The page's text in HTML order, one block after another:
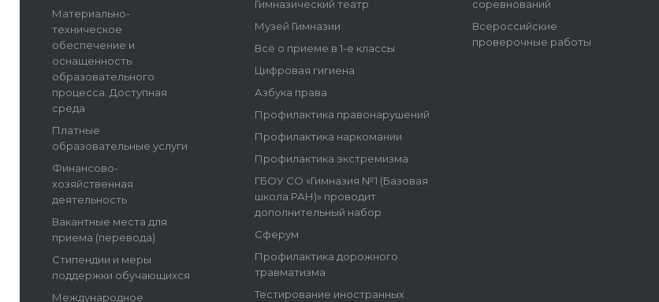
Материально-
техническое
обеспечение и
оснащенность
образовательного
процесса. Доступная
среда
Платные
образовательные услуги
Финансово-
хозяйственная
деятельность
Вакантные места для
приема (перевода)
Стипендии и меры
поддержки обучающихся
Международное
Гимназический театр
Музей Гимназии
Всё о приеме в 1-е классы
Цифровая гигиена
Азбука права
Профилактика правонарушений
Профилактика наркомании
Профилактика экстремизма
ГБОУ СО «Гимназия №1 (Базовая
школа РАН)» проводит
дополнительный набор
Сферум
Профилактика дорожного
травматизма
Тестирование иностранных
соревнований
Всероссийские
проверочные работы